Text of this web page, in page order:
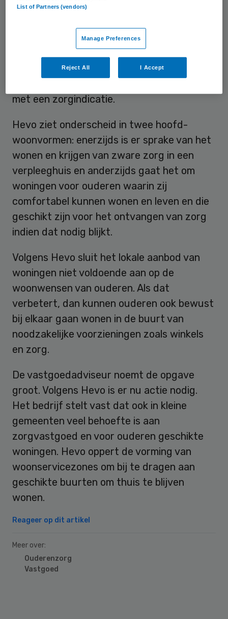
Eerder bleek uit onderzoeken van Actiz en
bijkomen. Er zijn volgens hun onderzoek in
2025 al 30.000 nieuwe plekken nodig,
terwijl er maar 14.000 worden bijgebouwd.
met een zorgindicatie.
Hevo ziet onderscheid in twee hoofd-
woonvormen: enerzijds is er sprake van het
wonen en krijgen van zware zorg in een
verpleeghuis en anderzijds gaat het om
woningen voor ouderen waarin zij
comfortabel kunnen wonen en leven en die
geschikt zijn voor het ontvangen van zorg
indien dat nodig blijkt.
Volgens Hevo sluit het lokale aanbod van
woningen niet voldoende aan op de
woonwensen van ouderen. Als dat
verbetert, dan kunnen ouderen ook bewust
bij elkaar gaan wonen in de buurt van
noodzakelijke voorzieningen zoals winkels
en zorg.
De vastgoedadviseur noemt de opgave
groot. Volgens Hevo is er nu actie nodig.
Het bedrijf stelt vast dat ook in kleine
gemeenten veel behoefte is aan
zorgvastgoed en voor ouderen geschikte
woningen. Hevo oppert de vorming van
woonservicezones om bij te dragen aan
geschikte buurten om thuis te blijven
wonen.
Reageer op dit artikel
Meer over:
Ouderenzorg
Vastgoed
List of Partners (vendors)
Manage Preferences
Reject All I Accept